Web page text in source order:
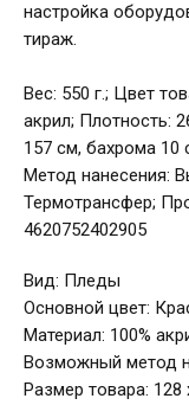
настройка
тираж.
Вес: 550 г.; Цвет
акрил; Плотность:
157 см, бахрома 10
Метод нанесения:
Термотрансфер;
4620752402905
Вид: Пледы
Основной цвет:
Материал: 100%
Возможный метод
Размер товара: